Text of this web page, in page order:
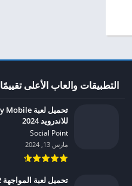
التطبيقات والعاب الأعلى تقييمًا
للاندرويد 2024
Social Point‏
مارس 13, 2024
تحميل لعبة المواجهة 2 مهكرة للاندرويد 2024